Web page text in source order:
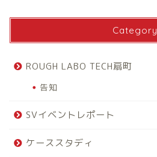
Category
ROUGH LABO TECH扇町
告知
SVイベントレポート
ケーススタディ